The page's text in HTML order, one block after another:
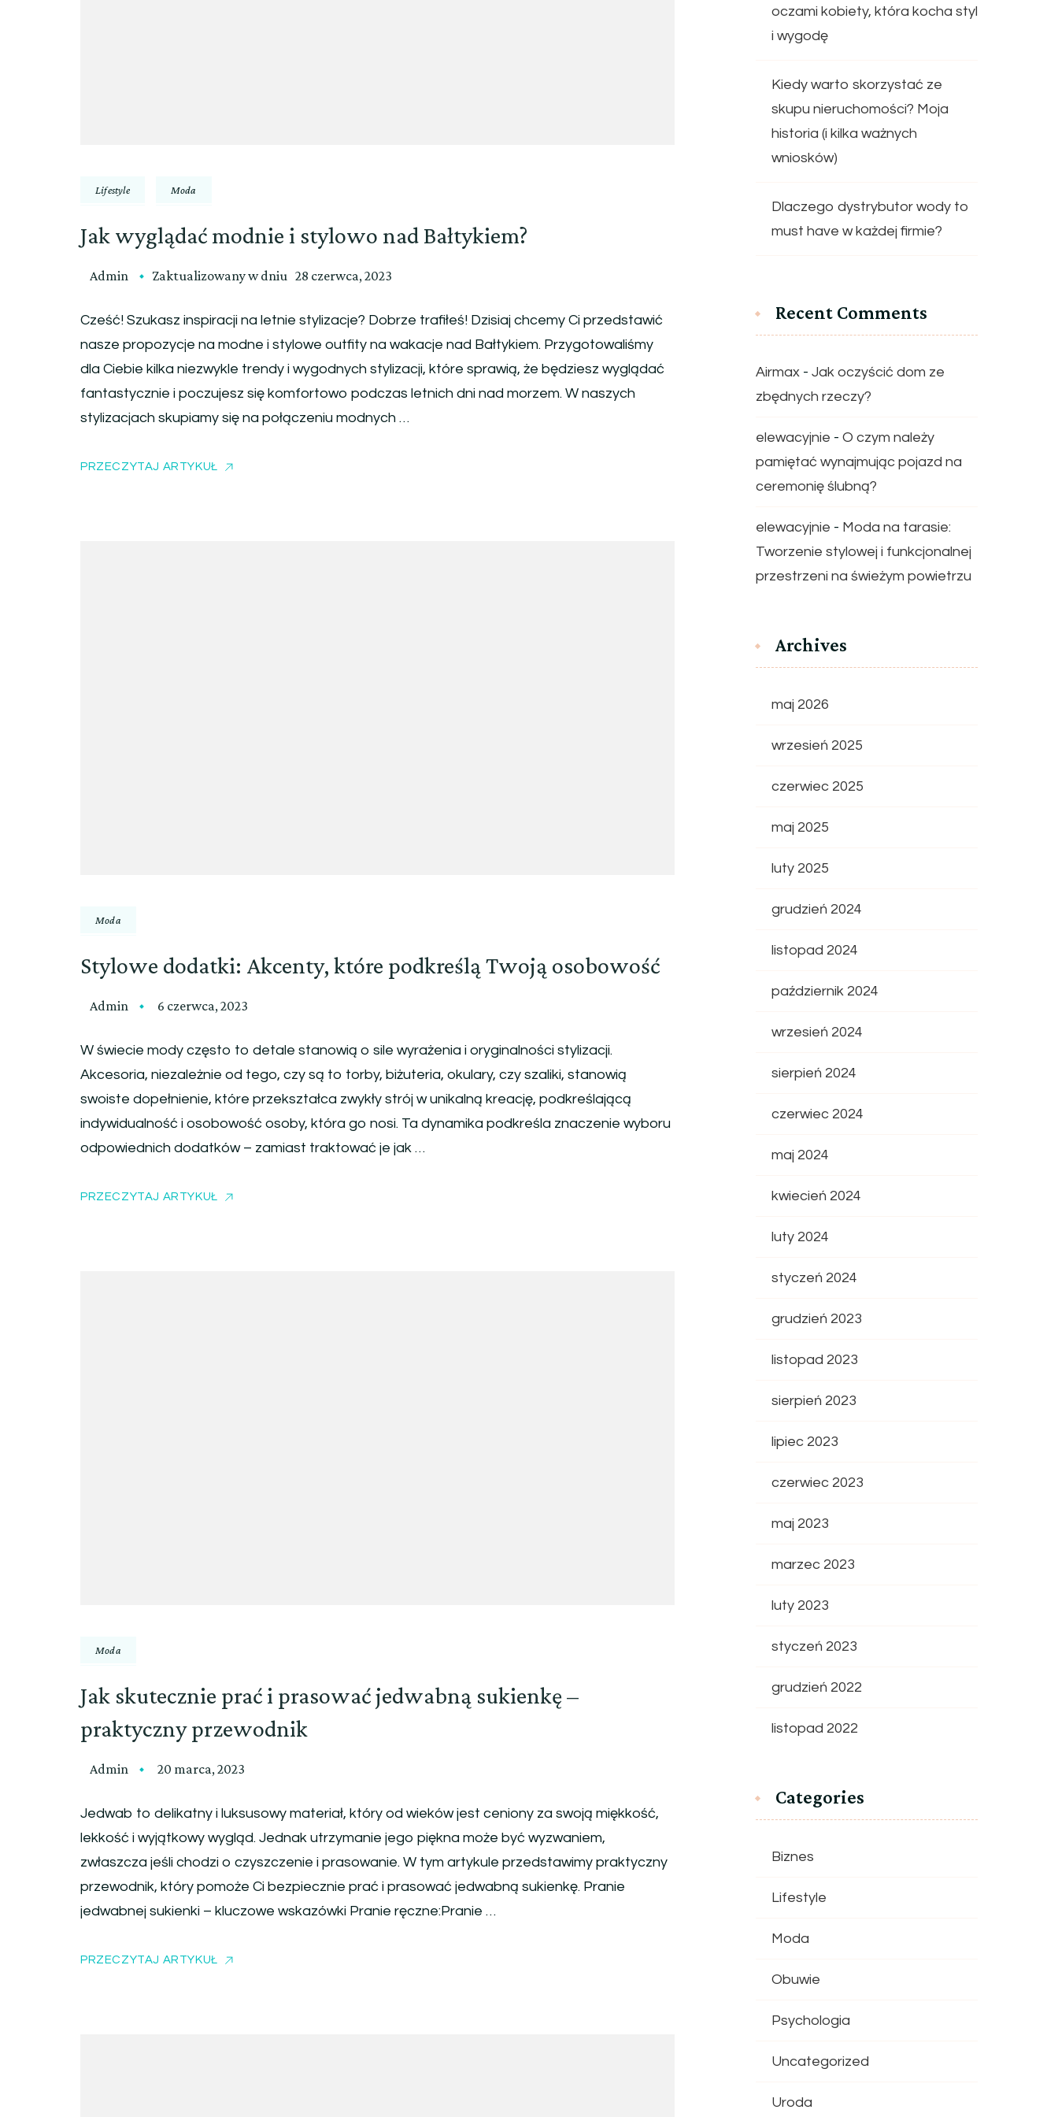
Lifestyle Moda
Jak wyglądać modnie i stylowo nad Bałtykiem?
Admin Zaktualizowany w dniu 28 czerwca, 2023
Cześć! Szukasz inspiracji na letnie stylizacje? Dobrze trafiłeś! Dzisiaj chcemy Ci przedstawić
nasze propozycje na modne i stylowe outfity na wakacje nad Bałtykiem. Przygotowaliśmy
dla Ciebie kilka niezwykle trendy i wygodnych stylizacji, które sprawią, że będziesz wyglądać
fantastycznie i poczujesz się komfortowo podczas letnich dni nad morzem. W naszych
stylizacjach skupiamy się na połączeniu modnych …
PRZECZYTAJ ARTYKUŁ
Moda
Stylowe dodatki: Akcenty, które podkreślą Twoją osobowość
Admin 6 czerwca, 2023
W świecie mody często to detale stanowią o sile wyrażenia i oryginalności stylizacji.
Akcesoria, niezależnie od tego, czy są to torby, biżuteria, okulary, czy szaliki, stanowią
swoiste dopełnienie, które przekształca zwykły strój w unikalną kreację, podkreślającą
indywidualność i osobowość osoby, która go nosi. Ta dynamika podkreśla znaczenie wyboru
odpowiednich dodatków – zamiast traktować je jak …
PRZECZYTAJ ARTYKUŁ
Moda
Jak skutecznie prać i prasować jedwabną sukienkę –
praktyczny przewodnik
Admin 20 marca, 2023
Jedwab to delikatny i luksusowy materiał, który od wieków jest ceniony za swoją miękkość,
lekkość i wyjątkowy wygląd. Jednak utrzymanie jego piękna może być wyzwaniem,
zwłaszcza jeśli chodzi o czyszczenie i prasowanie. W tym artykule przedstawimy praktyczny
przewodnik, który pomoże Ci bezpiecznie prać i prasować jedwabną sukienkę. Pranie
jedwabnej sukienki – kluczowe wskazówki Pranie ręczne:Pranie …
PRZECZYTAJ ARTYKUŁ
oczami kobiety, która kocha styl
i wygodę
Kiedy warto skorzystać ze
skupu nieruchomości? Moja
historia (i kilka ważnych
wniosków)
Dlaczego dystrybutor wody to
must have w każdej firmie?
Recent Comments
Airmax- Jak oczyścić dom ze
zbędnych rzeczy?
elewacyjnie - O czym należy
pamiętać wynajmując pojazd na
ceremonię ślubną?
elewacyjnie - Moda na tarasie:
Tworzenie stylowej i funkcjonalnej
przestrzeni na świeżym powietrzu
Archives
maj 2026
wrzesień 2025
czerwiec 2025
maj 2025
luty 2025
grudzień 2024
listopad 2024
październik 2024
wrzesień 2024
sierpień 2024
czerwiec 2024
maj 2024
kwiecień 2024
luty 2024
styczeń 2024
grudzień 2023
listopad 2023
sierpień 2023
lipiec 2023
czerwiec 2023
maj 2023
marzec 2023
luty 2023
styczeń 2023
grudzień 2022
listopad 2022
Categories
Biznes
Lifestyle
Moda
Obuwie
Psychologia
Uncategorized
Uroda